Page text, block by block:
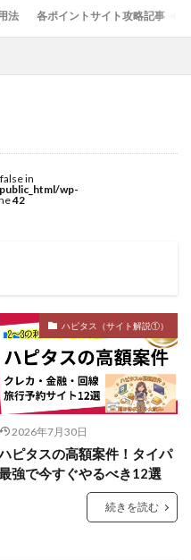
法 各ポイントサイト攻略記事
in
wp-
42
ハピタス（サイト解説①）
2026年7月30日
ピタスの高額案件！タイパ
強で今すぐやるべき12選
続きを読む